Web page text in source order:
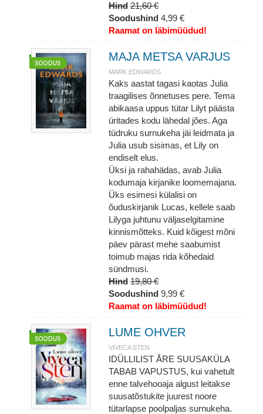
Hind 21,60 €
Soodushind 4,99 €
Raamat on läbimüüdud!
MAJA METSA VARJUS
MARK EDWARDS
Kaks aastat tagasi kaotas Julia
traagilises õnnetuses pere. Tema
abikaasa uppus tütar Lilyt päästa
üritades kodu lähedal jões. Aga
tüdruku surnukeha jäi leidmata ja
Julia usub sisimas, et Lily on
endiselt elus.
Üksi ja rahahädas, avab Julia
kodumaja kirjanike loomemajana.
Üks esimesi külalisi on
õuduskirjanik Lucas, kellele saab
Lilyga juhtunu väljaselgitamine
kinnismõtteks. Kuid kõigest mõni
päev pärast mehe saabumist
toimub majas rida kõhedaid
sündmusi.
Hind 19,80 €
Soodushind 9,99 €
Raamat on läbimüüdud!
LUME OHVER
VIVECA STEN
IDÜLLILIST ÅRE SUUSAKÜLA
TABAB VAPUSTUS, kui vahetult
enne talvehooaja algust leitakse
suusatõstukite juurest noore
tütarlapse poolpaljas surnukeha.